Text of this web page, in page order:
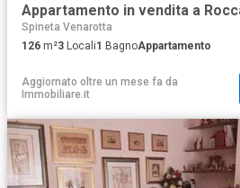
Appartamento in vendita a
Spineta Venarotta
126 m²3 Locali1 BagnoAppartamento
Aggiornato oltre un mese fa da
Immobiliare.it